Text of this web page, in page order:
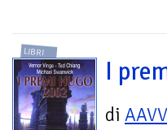
LIBRI
I
di AAVV